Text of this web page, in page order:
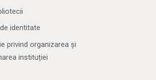
identitate
privind organizarea și
instituției